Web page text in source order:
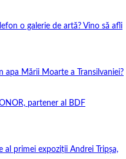
o galerie de artă? Vino să afli
apa Mării Moarte a Transilvaniei?
partener al BDF
al primei expoziții Andrei Tripșa,